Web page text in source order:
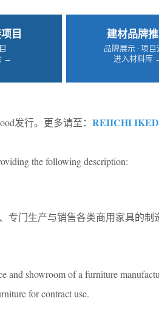
目
→
建材品牌
品牌展示 · 项
进入材料库
发行。更多请至： REIICHI
the following description:
专门生产与销售各类商用家具的制
showroom of a furniture
for contract use.